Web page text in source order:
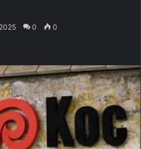
0 0